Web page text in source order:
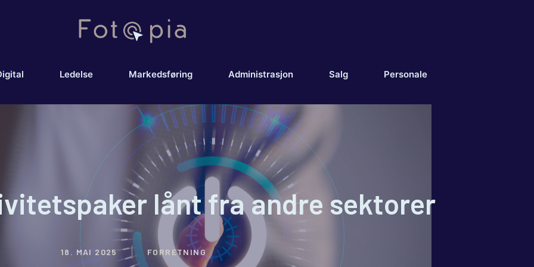
Ledelse Markedsføring Administrasjon Salg Personale
lånt fra andre sektorer
18. MAI 2025 FORRETNING